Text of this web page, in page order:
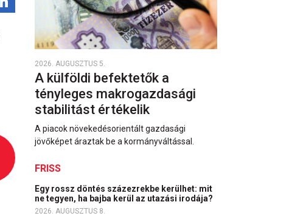
2026. AUGUSZTUS 5.
A külföldi befektetők a
tényleges makrogazdasági
stabilitást értékelik
A piacok növekedésorientált gazdasági
jövőképet áraztak be a kormányváltással.
FRISS
Egy rossz döntés százezrekbe kerülhet: mit
ne tegyen, ha bajba kerül az utazási irodája?
2026. AUGUSZTUS 8.